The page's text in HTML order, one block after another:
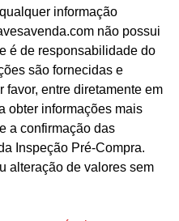
informação
não possui
é de responsabilidade do
são fornecidas e
favor, entre diretamente em
obter informações mais
a confirmação das
Inspeção Pré-Compra.
alteração de valores sem